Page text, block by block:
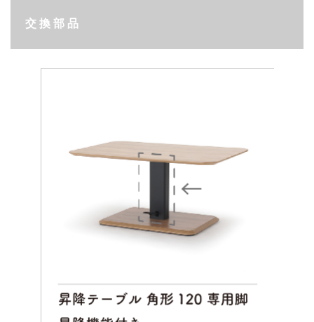
交 換 部 品